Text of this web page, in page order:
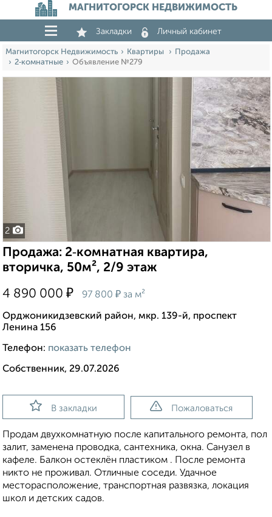
МАГНИТОГОРСК НЕДВИЖИМОСТЬ
Закладки Личный кабинет
Магнитогорск Недвижимость Квартиры
Продажа
2‑комнатные
Объявление №279
2
Продажа: 2‑комнатная квартира,
вторичка, 50м², 2/9 этаж
4 890 000 ₽ 97 800 ₽ за м²
Орджоникидзевский район, мкр. 139-й, проспект
Ленина 156
Телефон: показать телефон
Собственник, 29.07.2026
В закладки Пожаловаться
Продам двухкомнатную после капитального ремонта, пол
залит, заменена проводка, сантехника, окна. Санузел в
кафеле. Балкон остеклён пластиком . После ремонта
никто не проживал. Отличные соседи. Удачное
месторасположение, транспортная развязка, локация
школ и детских садов.